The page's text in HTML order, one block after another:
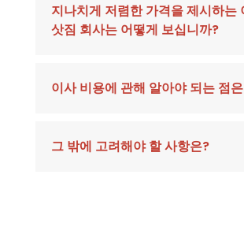
지나치게 저렴한 가격을 제시하는
삿짐 회사는 어떻게 보십니까?
이사 비용에 관해 알아야 되는 점
그 밖에 고려해야 할 사항은?